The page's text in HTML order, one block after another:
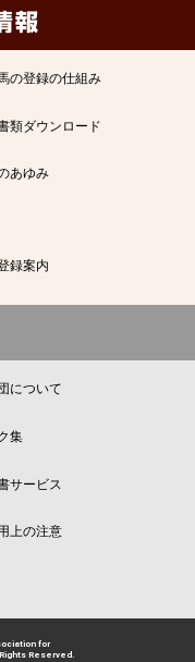
の登録の仕組み
類ダウンロード
あゆみ
録案内
について
集
サービス
上の注意
for
Reserved.